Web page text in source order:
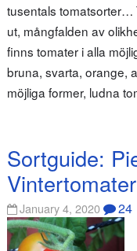
tusentals tomatsorter…
ut, mångfalden av
finns tomater i alla
bruna, svarta, orange,
möjliga former, ludna
Sortguide:
Vintertomater
January 4, 2020 24